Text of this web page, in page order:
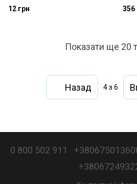
12 грн 356
Показати ще 20
Назад 4з 6
0 800 502 911